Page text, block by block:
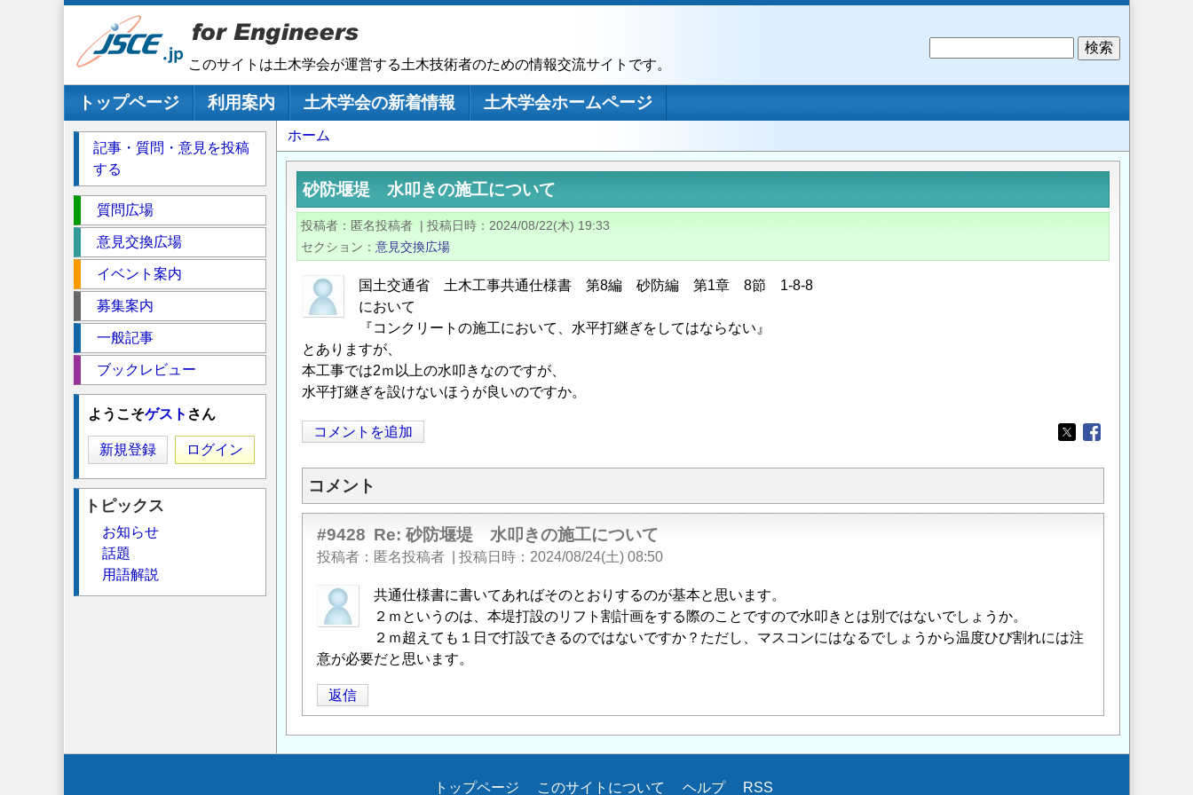
このサイトは土木学会が運営する土木技術者のための情報交流サイトです。
メインナビゲーション
トップページ 利用案内 土木学会の新着情報
土木学会ホームページ
パ
ン
く
ず
ホーム
砂防堰堤 水叩きの施工について
投稿者 匿名投稿者 | 投稿日時
2024/08/22(木) 19:33
セクション
意見交換広場
国土交通省 土木工事共通仕様書 第8編 砂防編 第1章 8節 1-8-8
において
『コンクリートの施工において、水平打継ぎをしてはならない』
とありますが、
本工事では2ｍ以上の水叩きなのですが、
水平打継ぎを設けないほうが良いのですか。
コメントを追加
Opens in a new
Opens in a new
コメント
#9428 Re: 砂防堰堤 水叩きの施工について
投稿者 匿名投稿者 投稿日時 2024/08/24(土) 08:50
共通仕様書に書いてあればそのとおりするのが基本と思います。
２ｍというのは、本堤打設のリフト割計画をする際のことですので水叩きとは別ではないでしょうか。
２ｍ超えても１日で打設できるのではないですか？ただし、マスコンにはなるでしょうから温度ひび割れには注
意が必要だと思います。
返信
記事・質問・意見を投稿
する
ク
シ
質問広場
意見交換広場
イベント案内
募集案内
一般記事
ブックレビュー
ようこそゲスト さん
新規登録 ログイン
トピックス
お知らせ
話題
用語解説
トップページ このサイトについて ヘルプ RSS